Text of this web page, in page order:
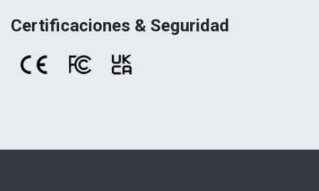
Certificaciones & Seguridad